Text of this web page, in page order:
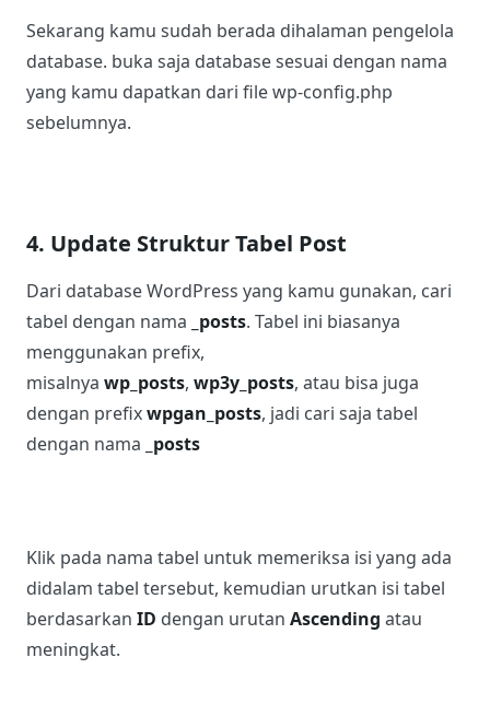
Sekarang kamu sudah berada dihalaman pengelola
database. buka saja database sesuai dengan nama
yang kamu dapatkan dari file wp-config.php
sebelumnya.
4. Update Struktur Tabel Post
Dari database WordPress yang kamu gunakan, cari
tabel dengan nama _posts. Tabel ini biasanya
menggunakan prefix,
misalnya wp_posts, wp3y_posts, atau bisa juga
dengan prefixwpgan_posts, jadi cari saja tabel
dengan nama _posts
Klik pada nama tabel untuk memeriksa isi yang ada
didalam tabel tersebut, kemudian urutkan isi tabel
berdasarkan ID dengan urutan Ascending atau
meningkat.